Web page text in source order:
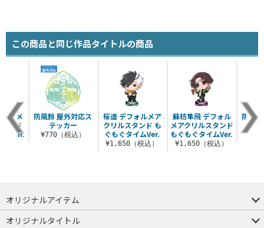
この商品と同じ作品タイトルの商品
桜遥 デフォルメア
クリルスタンド も
ぐもぐタイムVer.
¥1,650（税込）
蘇枋隼飛 デフォル
メアクリルスタンド
もぐもぐタイムVer.
¥1,650（税込）
防風
カ
ルメ
ンド
ムVer.
防風鈴 屋外対応ス
テッカー
¥770（税込）
オリジナルアイテム
つままれ
つかまれ
ピョコッテ
オリジナルタイトル